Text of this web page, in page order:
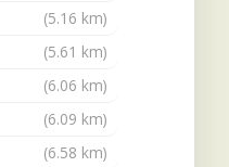
(5.16 km)
(5.61 km)
(6.06 km)
(6.09 km)
(6.58 km)